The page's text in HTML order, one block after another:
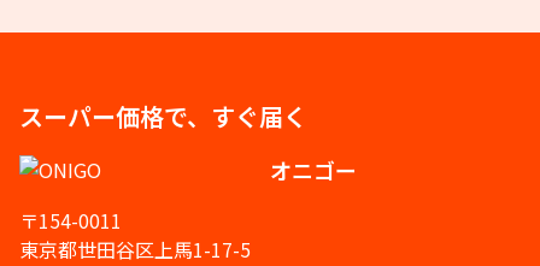
スーパー価格で、すぐ届く
オニゴー
〒154-0011
東京都世田谷区上馬1-17-5